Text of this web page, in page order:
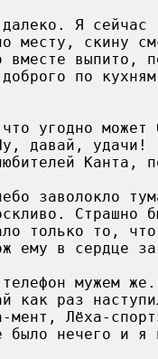
Я сейчас
месту, скину
вместе выпито,
по
угодно может
давай, удачи!
Канта,
заволокло
Страшно
только то,
ему в сердце
мужем
как раз
мент, Лёха-
нечего и я